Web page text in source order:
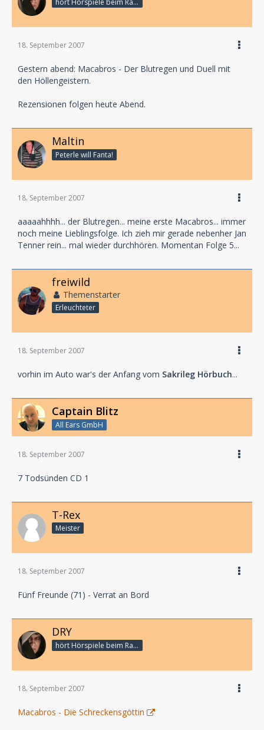
hört Hörspiele beim Rasenmähen
18. September 2007
Gestern abend: Macabros - Der Blutregen und Duell mit
den Höllengeistern.
Rezensionen folgen heute Abend.
Maltin
Peterle will Fanta!
18. September 2007
aaaaahhhh... der Blutregen... meine erste Macabros... immer
noch meine Lieblingsfolge. Ich zieh mir gerade nebenher Jan
Tenner rein... mal wieder durchhören. Momentan Folge 5...
freiwild
Themenstarter
Erleuchteter
18. September 2007
vorhin im Auto war's der Anfang vom Sakrileg Hörbuch...
Captain Blitz
All Ears GmbH
18. September 2007
7 Todsünden CD 1
T-Rex
Meister
18. September 2007
Fünf Freunde (71) - Verrat an Bord
DRY
hört Hörspiele beim Rasenmähen
18. September 2007
Macabros - Die Schreckensgöttin